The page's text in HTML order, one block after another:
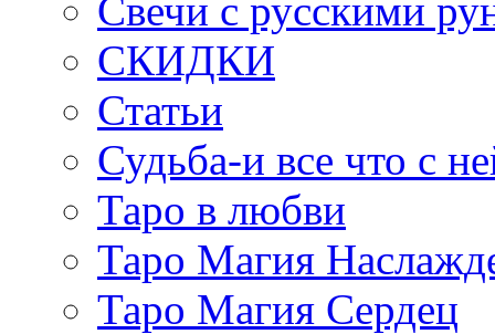
Свечи с русскими
СКИДКИ
Статьи
Судьба-и все что с
Таро в любви
Таро Магия
Таро Магия Сердец